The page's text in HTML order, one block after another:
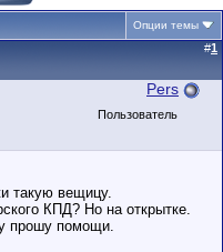
Опции темы
#1
Pers
Пользователь
такую вещицу.
КПД? Но на открытке.
прошу помощи.